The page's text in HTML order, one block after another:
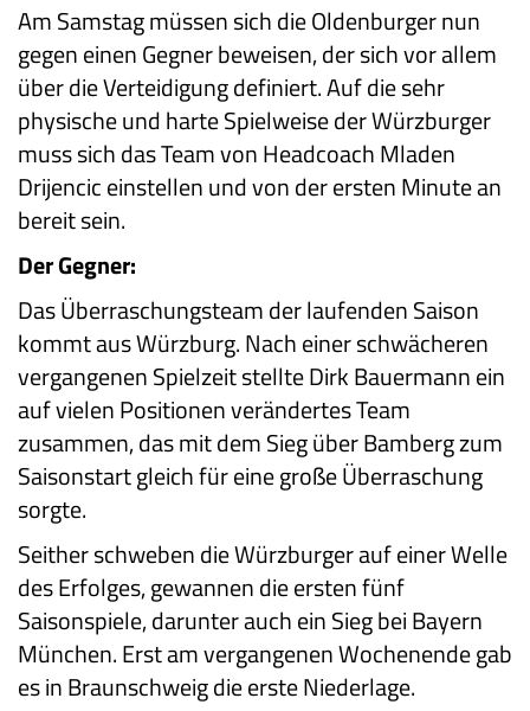
Am Samstag müssen sich die Oldenburger nun
gegen einen Gegner beweisen, der sich vor allem
über die Verteidigung definiert. Auf die sehr
physische und harte Spielweise der Würzburger
muss sich das Team von Headcoach Mladen
Drijencic einstellen und von der ersten Minute an
bereit sein.
Der Gegner:
Das Überraschungsteam der laufenden Saison
kommt aus Würzburg. Nach einer schwächeren
vergangenen Spielzeit stellte Dirk Bauermann ein
auf vielen Positionen verändertes Team
zusammen, das mit dem Sieg über Bamberg zum
Saisonstart gleich für eine große Überraschung
sorgte.
Seither schweben die Würzburger auf einer Welle
des Erfolges, gewannen die ersten fünf
Saisonspiele, darunter auch ein Sieg bei Bayern
München. Erst am vergangenen Wochenende gab
es in Braunschweig die erste Niederlage.